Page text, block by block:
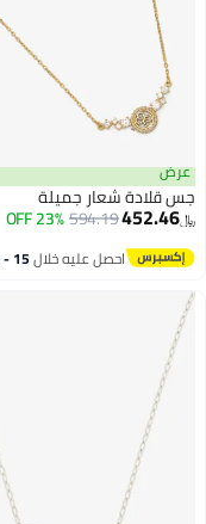
عرض
جس قلادة شعار جميلة
﷼‏452.46
594.19
23% OFF
احصل عليه خلال